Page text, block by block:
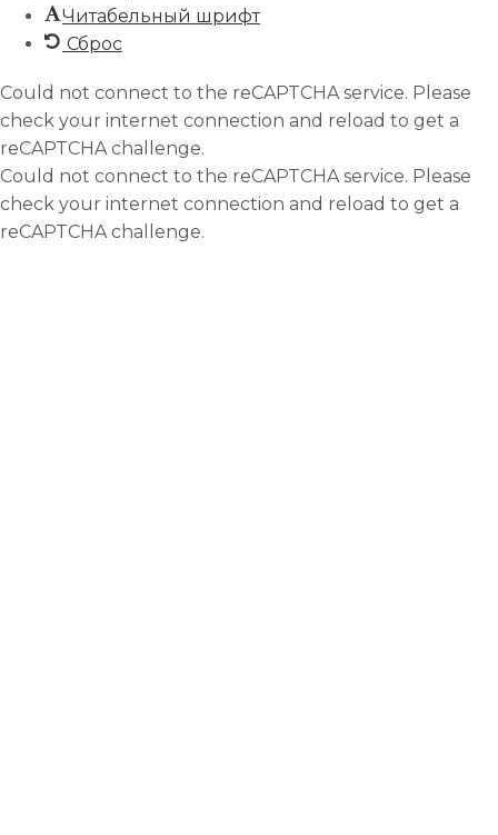
Читабельный шрифт
Сброс
Could not connect to the reCAPTCHA service. Please
check your internet connection and reload to get a
reCAPTCHA challenge.
Could not connect to the reCAPTCHA service. Please
check your internet connection and reload to get a
reCAPTCHA challenge.